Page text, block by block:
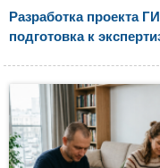
Разработка проекта
подготовка к